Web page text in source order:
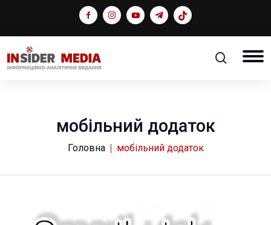
мобільний додаток
Головна мобільний додаток